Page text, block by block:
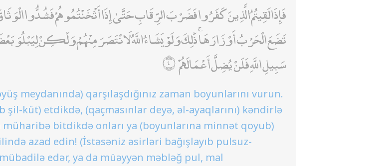
فَإِذَا لَقِيتُمُ الَّذِينَ كَفَرُوا فَضَرْبَ الرِّقَابِ حَتَّىٰ إِذَا أَثْخَنْتُمُوهُمْ فَشُدُّوا
تَضَعَ الْحَرْبُ أَوْزَارَهَا ۚ ذَٰلِكَ وَلَوْ يَشَاءُ اللَّهُ لَانْتَصَرَ مِنْهُمْ وَلَٰكِنْ
سَبِيلِ اللَّهِ فَلَنْ يُضِلَّ أَعْمَالَهُمْ
meydanında) qarşılaşdığınız zaman boyunlarını vurun.
şil-küt) etdikdə, (qaçmasınlar deyə, əl-ayaqlarını) kəndirlə
müharibə bitdikdə onları ya (boyunlarına minnət qoyub)
azad edin! (İstəsəniz əsirləri bağışlayıb pulsuz-
edər, ya da müəyyən məbləğ pul, mal